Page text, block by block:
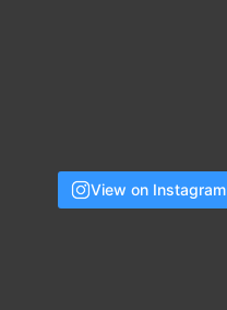
View on Instagram